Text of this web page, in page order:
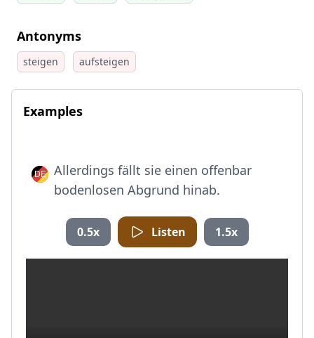
Antonyms
steigen aufsteigen
Examples
Allerdings fällt sie einen offenbar
bodenlosen Abgrund hinab.
0.5x Listen 1.5x